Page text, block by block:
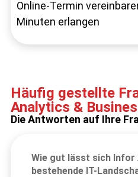
Online-Termin
Minuten erlangen
Häufig gestellte
Analytics &
Die Antworten auf Ihre
Wie gut lässt sich Infor
bestehende IT-